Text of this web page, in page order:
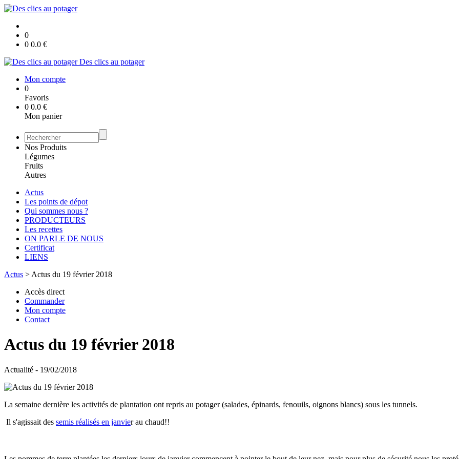
0
0 0.0 €
Des clics au potager
Mon compte
0
Favoris
0 0.0 €
Mon panier
Nos Produits
Légumes
Fruits
Autres
Actus
Les points de dépot
Qui sommes nous ?
PRODUCTEURS
Les recettes
ON PARLE DE NOUS
Certificat
LIENS
Actus > Actus du 19 février 2018
Accès direct
Commander
Mon compte
Contact
Actus du 19 février 2018
Actualité - 19/02/2018
La semaine dernière les activités de plantation ont repris au potager (salades, épinards, fenouils, oignons blancs) sous les tunnels.
Il s'agissait des semis réalisés en janvier au chaud!!